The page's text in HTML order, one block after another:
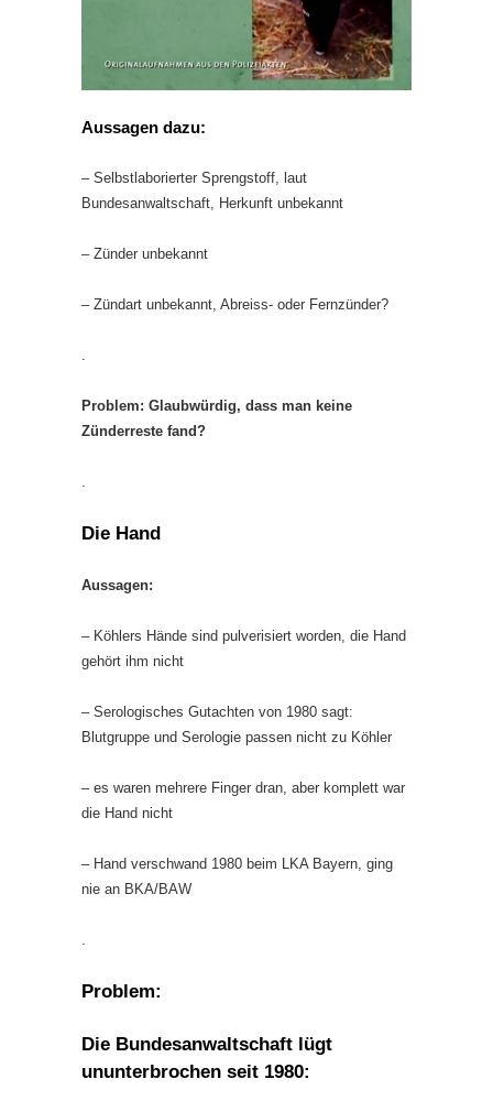
Aussagen dazu:
– Selbstlaborierter Sprengstoff, laut
Bundesanwaltschaft, Herkunft unbekannt
– Zünder unbekannt
– Zündart unbekannt, Abreiss- oder Fernzünder?
Problem: Glaubwürdig, dass man keine
Zünderreste fand?
Die Hand
Aussagen:
– Köhlers Hände sind pulverisiert worden, die Hand
gehört ihm nicht
– Serologisches Gutachten von 1980 sagt:
Blutgruppe und Serologie passen nicht zu Köhler
– es waren mehrere Finger dran, aber komplett war
die Hand nicht
– Hand verschwand 1980 beim LKA Bayern, ging
nie an BKA/BAW
Problem:
Die Bundesanwaltschaft lügt
ununterbrochen seit 1980: